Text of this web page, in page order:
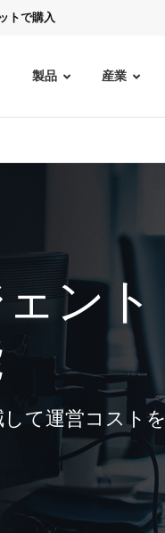
トで購入
製品 産業
ント
て運営コストを